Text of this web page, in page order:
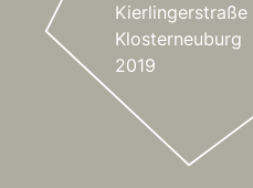
Kierlingerstraße
Klosterneuburg
2019